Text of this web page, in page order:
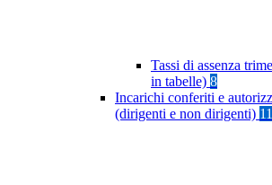
Tassi di assenza
in tabelle) 8
Incarichi conferiti e
(dirigenti e non dirigenti)